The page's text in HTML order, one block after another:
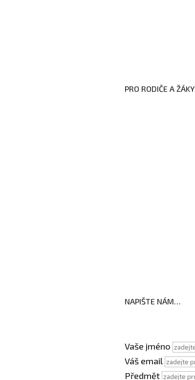
PRO RODIČE A ŽÁKY
NAPIŠTE NÁM…
Vaše jméno
Váš email
Předmět